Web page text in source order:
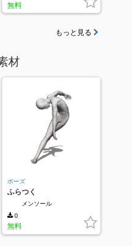
無料
もっと見る
材
ポーズ
ふらつく
メンソール
0
無料